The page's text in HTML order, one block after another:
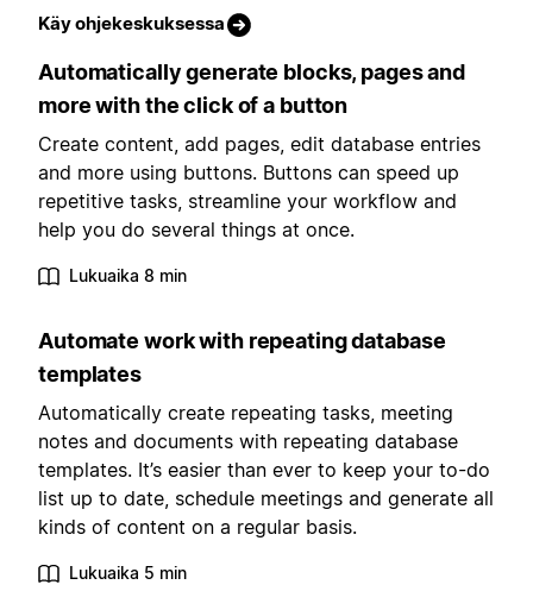
Käy ohjekeskuksessa
Automatically generate blocks, pages and
more with the click of a button
Create content, add pages, edit database entries
and more using buttons. Buttons can speed up
repetitive tasks, streamline your workflow and
help you do several things at once.
Lukuaika 8 min
Automate work with repeating database
templates
Automatically create repeating tasks, meeting
notes and documents with repeating database
templates. It’s easier than ever to keep your to-do
list up to date, schedule meetings and generate all
kinds of content on a regular basis.
Lukuaika 5 min